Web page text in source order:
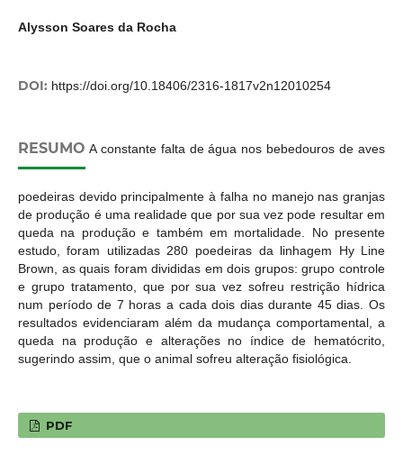
Alysson Soares da Rocha
DOI: https://doi.org/10.18406/2316-1817v2n12010254
RESUMO A constante falta de água nos bebedouros de aves
poedeiras devido principalmente à falha no manejo nas granjas
de produção é uma realidade que por sua vez pode resultar em
queda na produção e também em mortalidade. No presente
estudo, foram utilizadas 280 poedeiras da linhagem Hy Line
Brown, as quais foram divididas em dois grupos: grupo controle
e grupo tratamento, que por sua vez sofreu restrição hídrica
num período de 7 horas a cada dois dias durante 45 dias. Os
resultados evidenciaram além da mudança comportamental, a
queda na produção e alterações no índice de hematócrito,
sugerindo assim, que o animal sofreu alteração fisiológica.
PDF